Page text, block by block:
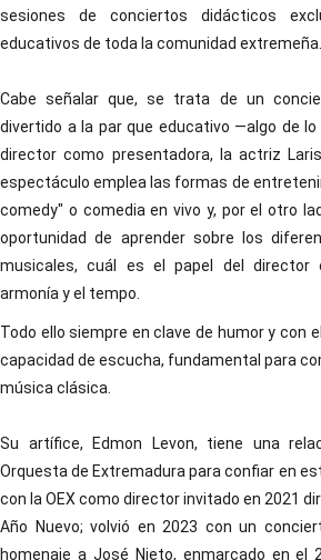
sesiones de conciertos didácticos
educativos de toda la comunidad extremeña.
Cabe señalar que, se trata de un
divertido a la par que educativo —algo de
director como presentadora, la actriz
espectáculo emplea las formas de
comedy" o comedia en vivo y, por el otro
oportunidad de aprender sobre los
musicales, cuál es el papel del director
armonía y el tempo.
Todo ello siempre en clave de humor y con
capacidad de escucha, fundamental para
música clásica.
Su artífice, Edmon Levon, tiene una
Orquesta de Extremadura para confiar en
con la OEX como director invitado en 2021
Año Nuevo; volvió en 2023 con un
homenaje a José Nieto, enmarcado en el